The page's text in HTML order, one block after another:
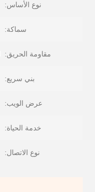
نوع الأساس:
سماكة:
مقاومة الحريق:
بني سريع:
عرض الويب:
خدمة الحياة:
نوع الاتصال: